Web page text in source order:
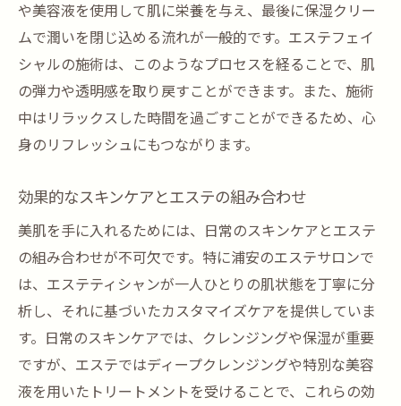
や美容液を使用して肌に栄養を与え、最後に保湿クリー
ムで潤いを閉じ込める流れが一般的です。エステフェイ
シャルの施術は、このようなプロセスを経ることで、肌
の弾力や透明感を取り戻すことができます。また、施術
中はリラックスした時間を過ごすことができるため、心
身のリフレッシュにもつながります。
効果的なスキンケアとエステの組み合わせ
美肌を手に入れるためには、日常のスキンケアとエステ
の組み合わせが不可欠です。特に浦安のエステサロンで
は、エステティシャンが一人ひとりの肌状態を丁寧に分
析し、それに基づいたカスタマイズケアを提供していま
す。日常のスキンケアでは、クレンジングや保湿が重要
ですが、エステではディープクレンジングや特別な美容
液を用いたトリートメントを受けることで、これらの効